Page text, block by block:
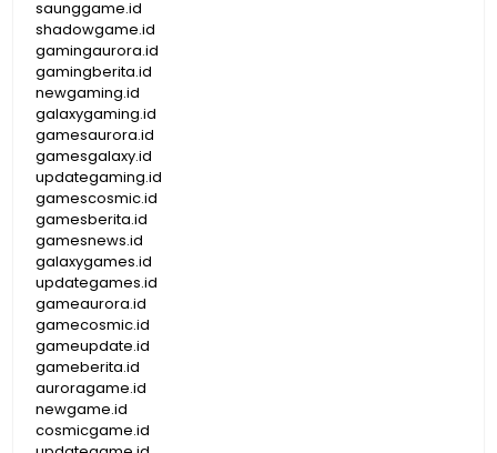
saunggame.id
shadowgame.id
gamingaurora.id
gamingberita.id
newgaming.id
galaxygaming.id
gamesaurora.id
gamesgalaxy.id
updategaming.id
gamescosmic.id
gamesberita.id
gamesnews.id
galaxygames.id
updategames.id
gameaurora.id
gamecosmic.id
gameupdate.id
gameberita.id
auroragame.id
newgame.id
cosmicgame.id